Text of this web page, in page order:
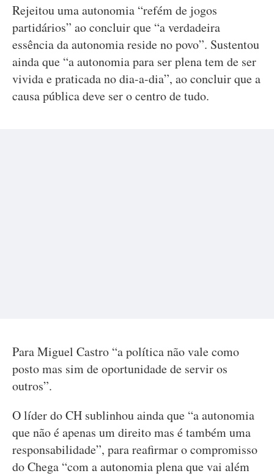
Rejeitou uma autonomia “refém de jogos
partidários” ao concluir que “a verdadeira
essência da autonomia reside no povo”. Sustentou
ainda que “a autonomia para ser plena tem de ser
vivida e praticada no dia-a-dia”, ao concluir que a
causa pública deve ser o centro de tudo.
Para Miguel Castro “a política não vale como
posto mas sim de oportunidade de servir os
outros”.
O líder do CH sublinhou ainda que “a autonomia
que não é apenas um direito mas é também uma
responsabilidade”, para reafirmar o compromisso
do Chega “com a autonomia plena que vai além